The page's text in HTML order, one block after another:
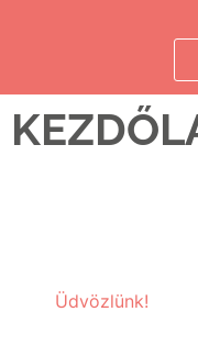
Üdvözlünk!